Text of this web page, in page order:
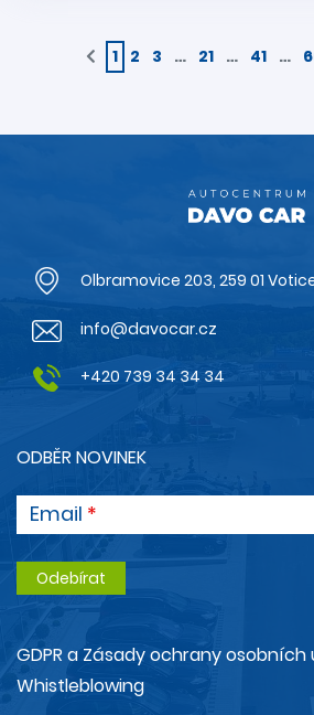
1 2 3 … 21 … 41 …
Olbramovice 203, 259 01
info@davocar.cz
+420 739 34 34 34
ODBĚR NOVINEK
Email
GDPR a Zásady ochrany osobních
Whistleblowing